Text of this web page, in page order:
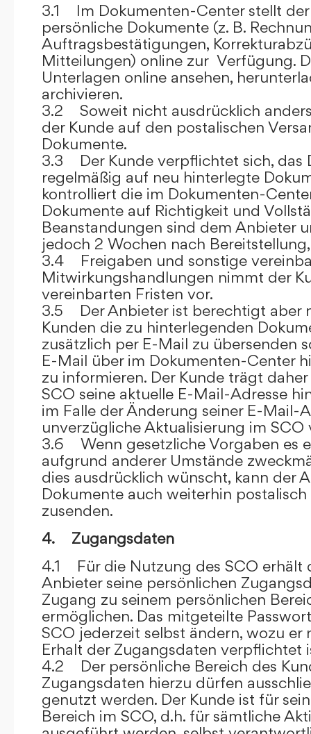
3.1 Im Dokumenten-Center stellt
persönliche Dokumente (z. B.
Auftragsbestätigungen,
Mitteilungen) online zur Verfügung.
Unterlagen online ansehen,
archivieren.
3.2 Soweit nicht ausdrücklich
der Kunde auf den postalischen
Dokumente.
3.3 Der Kunde verpflichtet sich, das
regelmäßig auf neu hinterlegte
kontrolliert die im Dokumenten-
Dokumente auf Richtigkeit und
Beanstandungen sind dem Anbieter
jedoch 2 Wochen nach
3.4 Freigaben und sonstige
Mitwirkungshandlungen nimmt der
vereinbarten Fristen vor.
3.5 Der Anbieter ist berechtigt aber
Kunden die zu hinterlegenden
zusätzlich per E-Mail zu übersenden
E-Mail über im Dokumenten-Center
zu informieren. Der Kunde trägt
SCO seine aktuelle E-Mail-Adresse
im Falle der Änderung seiner E-Mail-
unverzügliche Aktualisierung im SCO
3.6 Wenn gesetzliche Vorgaben es
aufgrund anderer Umstände
dies ausdrücklich wünscht, kann der
Dokumente auch weiterhin
zusenden.
4. Zugangsdaten
4.1 Für die Nutzung des SCO erhält
Anbieter seine persönlichen
Zugang zu seinem persönlichen
ermöglichen. Das mitgeteilte
SCO jederzeit selbst ändern, wozu er
Erhalt der Zugangsdaten verpflichtet
4.2 Der persönliche Bereich des
Zugangsdaten hierzu dürfen
genutzt werden. Der Kunde ist für
Bereich im SCO, d.h. für sämtliche